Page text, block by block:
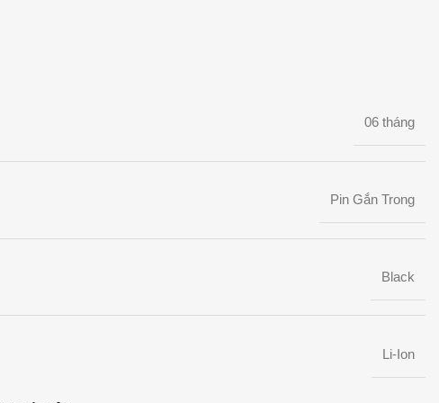
06 tháng
Pin Gắn Trong
Black
Li-Ion